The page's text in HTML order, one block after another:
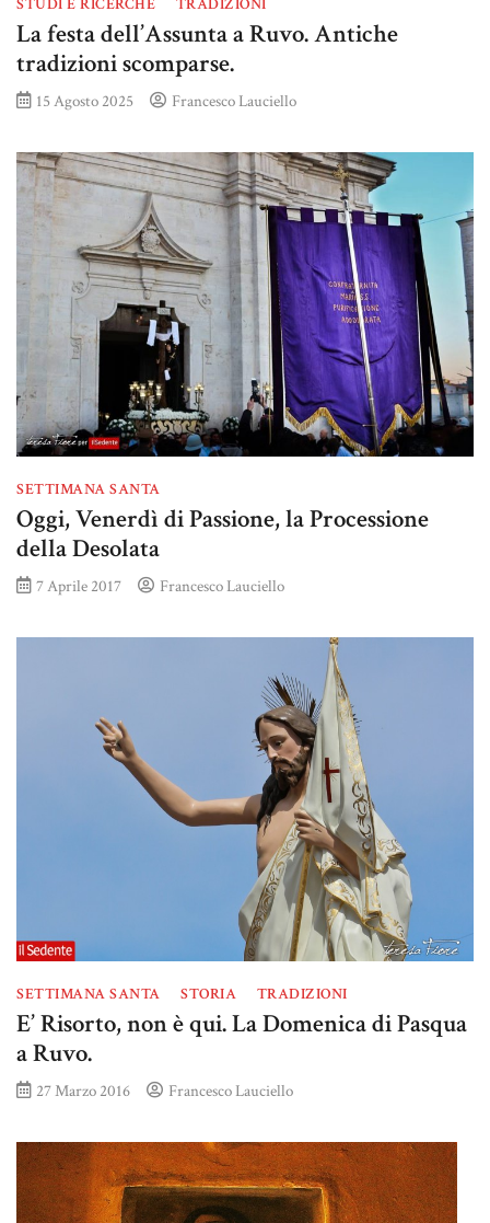
STUDI E RICERCHE
TRADIZIONI
La festa dell’Assunta a Ruvo. Antiche
tradizioni scomparse.
15 Agosto 2025 Francesco Lauciello
SETTIMANA SANTA
Oggi, Venerdì di Passione, la Processione
della Desolata
7 Aprile 2017 Francesco Lauciello
SETTIMANA SANTA STORIA TRADIZIONI
E’ Risorto, non è qui. La Domenica di Pasqua
a Ruvo.
27 Marzo 2016 Francesco Lauciello